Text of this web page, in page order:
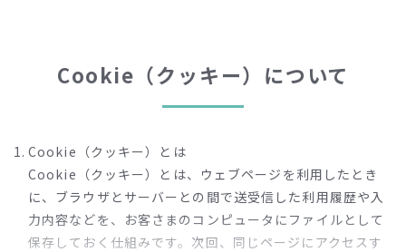
をご確認ください。
Cookie（クッキー）について
Cookie（クッキー）とは
Cookie（クッキー）とは、ウェブページを利用したとき
に、ブラウザとサーバーとの間で送受信した利用履歴や入
力内容などを、お客さまのコンピュータにファイルとして
保存しておく仕組みです。次回、同じページにアクセスす